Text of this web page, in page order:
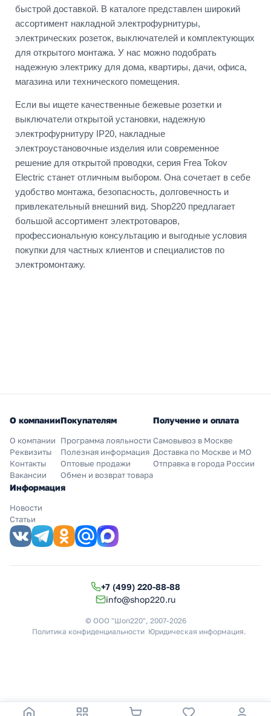
быстрой доставкой. В каталоге представлен широкий
ассортимент накладной электрофурнитуры,
электрических розеток, выключателей и комплектующих
для открытого монтажа. У нас можно подобрать
надежную электрику для дома, квартиры, дачи, офиса,
магазина или технического помещения.
Если вы ищете качественные бежевые розетки и
выключатели открытой установки, надежную
электрофурнитуру IP20, накладные
электроустановочные изделия или современное
решение для открытой проводки, серия Frea Tokov
Electric станет отличным выбором. Она сочетает в себе
удобство монтажа, безопасность, долговечность и
привлекательный внешний вид. Shop220 предлагает
большой ассортимент электротоваров,
профессиональную консультацию и выгодные условия
покупки для частных клиентов и специалистов по
электромонтажу.
О компании
О компании
Реквизиты
Контакты
Вакансии
Покупателям
Программа лояльности
Полезная информация
Оптовые продажи
Обмен и возврат товара
Получение и оплата
Самовывоз в Москве
Доставка по Москве и МО
Отправка в города России
Информация
Новости
Статьи
+7 (499) 220-88-88
info@shop220.ru
© ООО "Шоп220", 2007-2026
Политика конфиденциальности Юридическая информация.